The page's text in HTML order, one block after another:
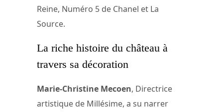
Reine, Numéro 5 de Chanel et La
Source.
La riche histoire du château à
travers sa décoration
Marie-Christine Mecoen, Directrice
artistique de Millésime, a su narrer